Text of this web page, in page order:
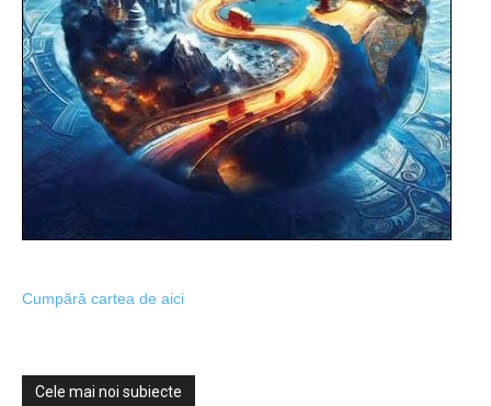
Cumpără cartea de aici
Cele mai noi subiecte